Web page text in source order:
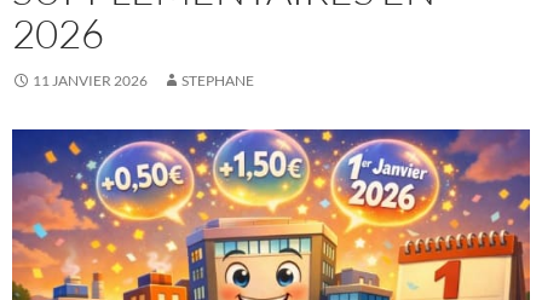
2026
11 JANVIER 2026 STEPHANE